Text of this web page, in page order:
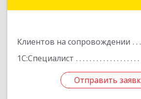
Клиентов на сопровождении
1С:Специалист
Отправить
Отправить